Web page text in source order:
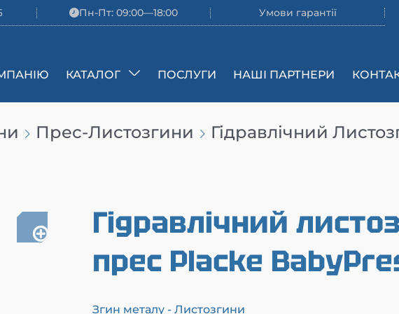
Пн-Пт: 09:00—18:00 Умови гарантії
КАТАЛОГ ПОСЛУГИ НАШІ ПАРТНЕРИ
Прес-Листозгини
Гідравлічний
Гідравлічний
прес Placke
Згин металу - Листозгини